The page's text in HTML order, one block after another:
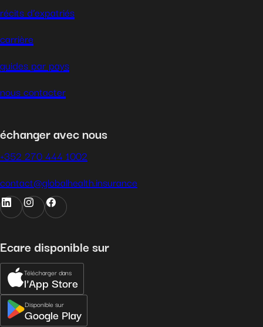
récits d’expatriés
carrière
guides par pays
nous contacter
échanger avec nous
+352 270 444 1002
contact@globalhealth.insurance
Ecare disponible sur
Télécharger dans
l'App Store
Disponible sur
Google Play